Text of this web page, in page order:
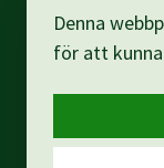
LinkedIn
Denna
för att